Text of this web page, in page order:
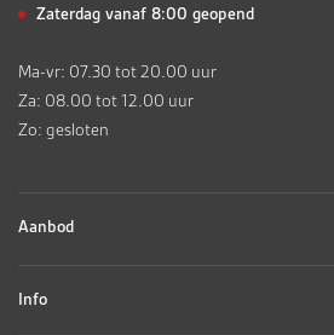
Zaterdag vanaf 8:00 geopend
Ma-vr: 07.30 tot 20.00 uur
Za: 08.00 tot 12.00 uur
Zo: gesloten
Aanbod
Info